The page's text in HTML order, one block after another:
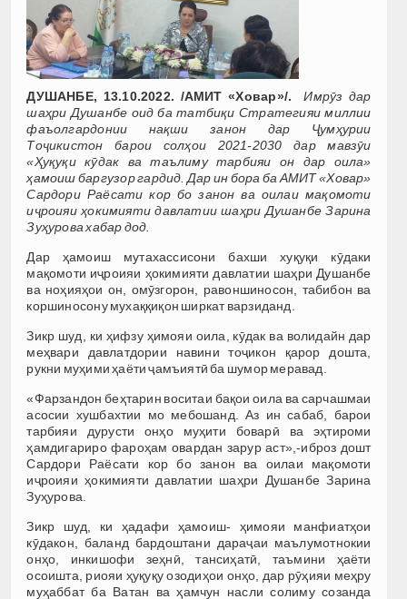
ДУШАНБЕ, 13.10.2022. /АМИТ«Ховар»/.
Имрӯз дар
шаҳри Душанбе оид ба татбиқи Стратегияи миллии
фаъолгардонии нақши занон дар Ҷумҳурии
Тоҷикистон барои солҳои 2021-2030 дар мавзӯи
«Ҳуқуқи кӯдак ва таълиму тарбияи он дар оила»
ҳамоиш баргузор гардид. Дар ин бора ба АМИТ «Ховар»
Сардори Раёсати кор бо занон ва оилаи мақомоти
иҷроияи ҳокимияти давлатии шаҳри Душанбе Зарина
Зуҳурова хабар дод.
Дар ҳамоиш мутахассисони бахши хуқуқи кӯдаки
мақомоти иҷроияи ҳокимияти давлатии шаҳри Душанбе
ва ноҳияҳои он, омӯзгорон, равоншиносон, табибон ва
коршиносону мухаққиқон ширкат варзиданд.
Зикр шуд, ки ҳифзу ҳимояи оила, кӯдак ва волидайн дар
меҳвари давлатдории навини тоҷикон қарор дошта,
рукни муҳими ҳаёти ҷамъиятӣ ба шумор меравад.
«Фарзандон беҳтарин воситаи бақои оила ва сарчашмаи
асосии хушбахтии мо мебошанд. Аз ин сабаб, барои
тарбияи дурусти онҳо муҳити боварӣ ва эҳтироми
ҳамдигариро фароҳам овардан зарур аст»,-иброз дошт
Сардори Раёсати кор бо занон ва оилаи мақомоти
иҷроияи ҳокимияти давлатии шаҳри Душанбе Зарина
Зуҳурова.
Зикр шуд, ки ҳадафи ҳамоиш- ҳимояи манфиатҳои
кӯдакон, баланд бардоштани дараҷаи маълумотнокии
онҳо, инкишофи зеҳнӣ, тансиҳатӣ, таъмини ҳаёти
осоишта, риояи ҳуқуқу озодиҳои онҳо, дар рӯҳияи меҳру
муҳаббат ба Ватан ва ҳамчун насли солиму созанда